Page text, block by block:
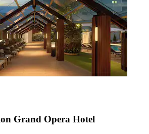
Grand Opera Hotel